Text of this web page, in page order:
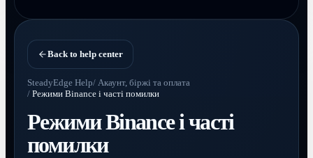
Back to help center
SteadyEdge Help/ Акаунт, біржі та оплата
/ Режими Binance і часті помилки
Режими Binance і часті
помилки